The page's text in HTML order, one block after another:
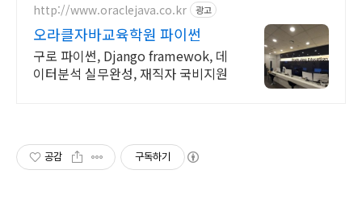
http://www.oraclejava.co.kr 광고
오라클자바교육학원 파이썬
구로 파이썬, Django framewok, 데
이터분석 실무완성, 재직자 국비지원
공감 구독하기